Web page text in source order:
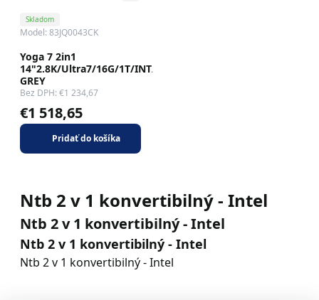
Skladom
Model: 83JQ0043CK
Yoga 7 2in1
14"2.8K/Ultra7/16G/1T/INT/W11H
GREY
Bez DPH: €1 234,67
€1 518,65
Pridať do košíka
Ntb 2 v 1 konvertibilný - Intel
Ntb 2 v 1 konvertibilný - Intel
Ntb 2 v 1 konvertibilný - Intel
Ntb 2 v 1 konvertibilný - Intel